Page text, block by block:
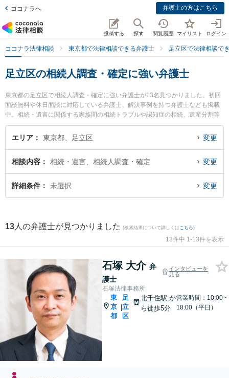
ココナラへ 弁護士の方はこちら
投稿する 探す 閲覧履歴 マイリスト ログイン
ココナラ法律相談 東京都で法律相談できる弁護士 足立区で法律相談で
足立区の相続人調査・確定に強い弁護士
東京都の足立区で相続人調査・確定に強い弁護士が13名見つかりました。初回
面談無料や休日面談に対応している弁護士、解決事例を持つ弁護士なども掲載
中。相続・遺言に関係する家族間の相続トラブルや認知症の相続、遺産分割等
の細かな分野での絞り込み検索もでき便利です。特に石塚法律事務所の石塚 大
介弁護士や杉山法律事務所の杉山 成榮 弁護士、法律事務所イガワの井川 憲太
士に相談したい』『相続人調査・確定のトラブル解決の実績豊富な近くの弁護
士を検索したい』『初回相談無料で相続人調査・確定を法律相談できる足立区
内の弁護士に相談予約したい』などでお困りの相談者さんにおすすめです。
エリア 東京都、足立区 変更
相談内容 相続・遺言、相続人調査・確定 変更
詳細条件 未選択 変更
13 人の弁護士が見つかりました (検索結果について詳しくは こちら)
13件中 1-13件を表示
石塚 大介 弁
護士
インタビューを
見る
石塚法律事務所
東
京
都
|
足
立
区
北千住駅 か
ら徒歩5分
営業時間：10:00~
18:00（平日）